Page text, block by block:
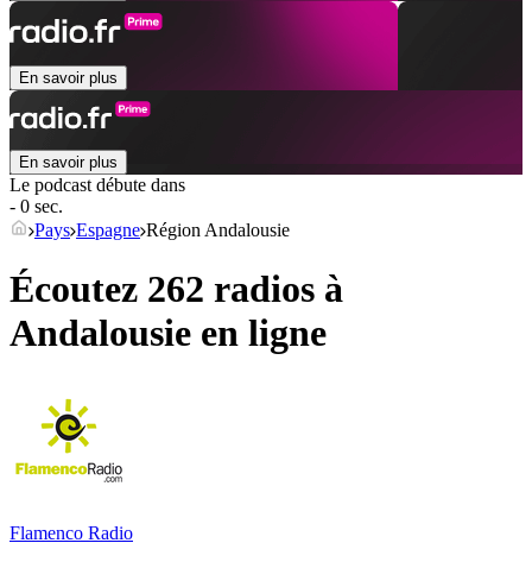
En savoir plus
En savoir plus
Le podcast débute dans
- 0 sec.
Pays Espagne Région Andalousie
Écoutez 262 radios à
Andalousie en ligne
Flamenco Radio